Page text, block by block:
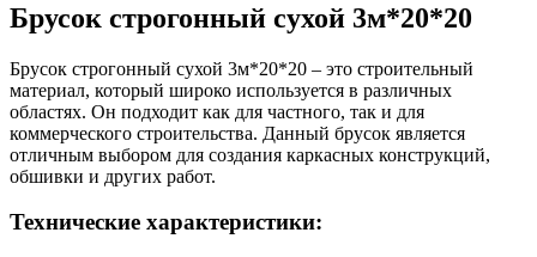
Брусок строгонный сухой 3м*20*20
Брусок строгонный сухой 3м*20*20 – это строительный
материал, который широко используется в различных
областях. Он подходит как для частного, так и для
коммерческого строительства. Данный брусок является
отличным выбором для создания каркасных конструкций,
обшивки и других работ.
Технические характеристики: